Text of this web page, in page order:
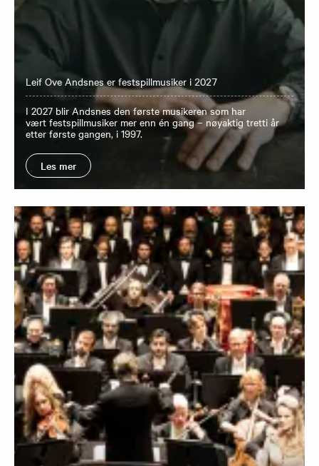
Leif Ove Andsnes er festspillmusiker i 2027
I 2027 blir Andsnes den første musikeren som har
vært festspillmusiker mer enn én gang – nøyaktig tretti år
etter første gangen, i 1997.
Les mer